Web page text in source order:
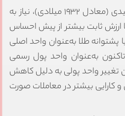
در سال ۱۳۱۱ هجری خورشیدی (معادل ۱۹۳۲ میلادی)، نیاز به
ارزش ثابت بیشتر از پیش احساس
پشتوانه طلا به‌عنوان واحد اصلی
به‌عنوان واحد پول رسمی
تغییر واحد پولی به دلیل کاهش
و کارایی بیشتر در معاملات صورت